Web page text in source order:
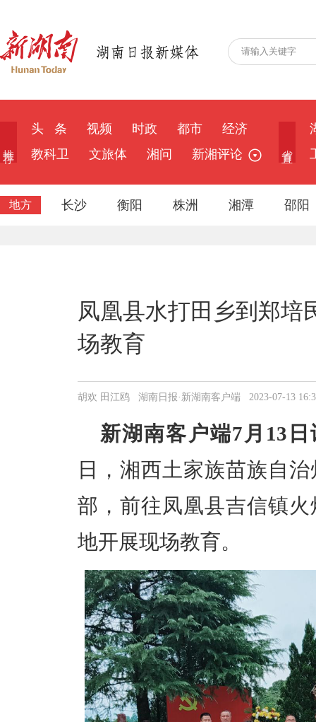
头 条 视频 时政 都市
经济
教科卫
文旅体 湘问 新湘评论
地方 长沙 衡阳 株洲 湘潭 邵阳
凤凰县水打田乡到郑培
场教育
胡欢 田江鸥 湖南日报·新湖南客户端 2023-07-13
新湖南客户端7月13
日，湘西土家族苗族自
部，前往凤凰县吉信镇
地开展现场教育。